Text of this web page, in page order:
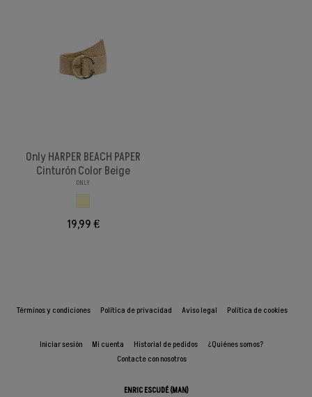
Only HARPER BEACH PAPER
Cinturón Color Beige
ONLY
19,99 €
Términos y condiciones Política de privacidad Aviso legal Política de cookies
Iniciar sesión Mi cuenta Historial de pedidos
¿Quiénes somos?
Contacte con nosotros
ENRIC ESCUDÉ (MAN)